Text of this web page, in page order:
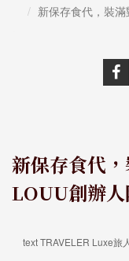
新保存食代，裝
新保存食代
LOUU創辦
text TRAVELER Luxe旅